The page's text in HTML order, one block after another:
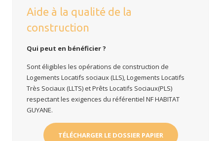
Aide à la qualité de la
construction
Qui peut en bénéficier?
Sont éligibles les opérations de construction de
Logements Locatifs sociaux (LLS), Logements Locatifs
Très Sociaux (LLTS) et Prêts Locatifs Sociaux(PLS)
respectant les exigences du référentiel NF HABITAT
GUYANE.
TÉLÉCHARGER LE DOSSIER PAPIER